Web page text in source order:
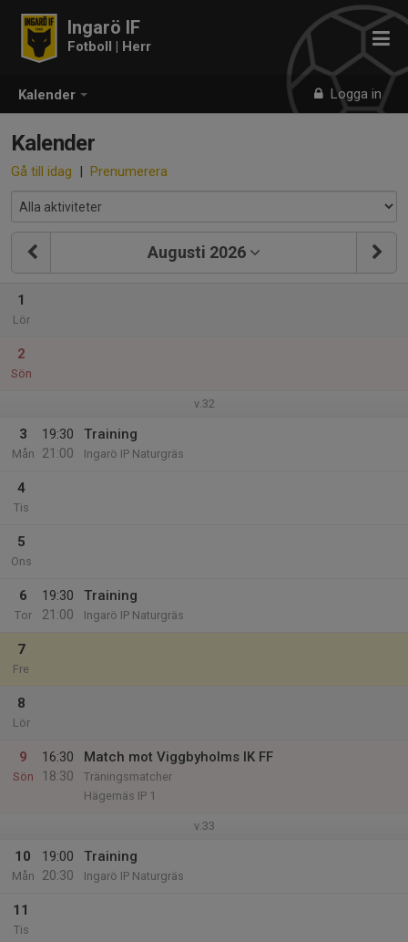
Kalender Logga in
Ingarö IF
Fotboll | Herr
Kalender
Gå till idag | Prenumerera
Augusti 2026
1
Lör
2
Sön
v.32
3
Mån
19:30
21:00
Training
Ingarö IP Naturgräs
4
Tis
5
Ons
6
Tor
19:30
21:00
Training
Ingarö IP Naturgräs
7
Fre
8
Lör
9
Sön
16:30
18:30
Match mot Viggbyholms IK FF
Träningsmatcher
Hägernäs IP 1
v.33
10
Mån
19:00
20:30
Training
Ingarö IP Naturgräs
11
Tis